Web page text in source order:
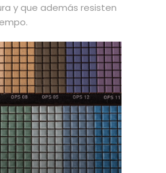
y que además resisten